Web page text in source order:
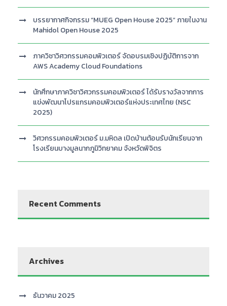
บรรยากาศกิจกรรม “MUEG Open House 2025” ภายในงาน
Mahidol Open House 2025
ภาควิชาวิศวกรรมคอมพิวเตอร์ จัดอบรมเชิงปฏิบัติการจาก
AWS Academy Cloud Foundations
นักศึกษาภาควิชาวิศวกรรมคอมพิวเตอร์ ได้รับรางวัลจากการ
แข่งพัฒนาโปรแกรมคอมพิวเตอร์แห่งประเทศไทย (NSC
2025)
วิศวกรรมคอมพิวเตอร์ ม.มหิดล เปิดบ้านต้อนรับนักเรียนจาก
โรงเรียนบางมูลนากภูมิวิทยาคม จังหวัดพิจิตร
Recent Comments
Archives
ธันวาคม 2025